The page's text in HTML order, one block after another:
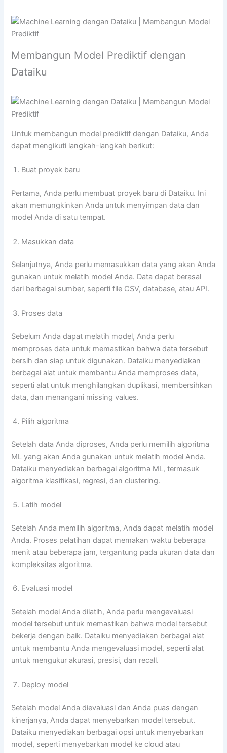
Membangun Model Prediktif dengan
Dataiku
Untuk membangun model prediktif dengan Dataiku, Anda
dapat mengikuti langkah-langkah berikut:
Buat proyek baru
Pertama, Anda perlu membuat proyek baru di Dataiku. Ini
akan memungkinkan Anda untuk menyimpan data dan
model Anda di satu tempat.
Masukkan data
Selanjutnya, Anda perlu memasukkan data yang akan Anda
gunakan untuk melatih model Anda. Data dapat berasal
dari berbagai sumber, seperti file CSV, database, atau API.
Proses data
Sebelum Anda dapat melatih model, Anda perlu
memproses data untuk memastikan bahwa data tersebut
bersih dan siap untuk digunakan. Dataiku menyediakan
berbagai alat untuk membantu Anda memproses data,
seperti alat untuk menghilangkan duplikasi, membersihkan
data, dan menangani missing values.
Pilih algoritma
Setelah data Anda diproses, Anda perlu memilih algoritma
ML yang akan Anda gunakan untuk melatih model Anda.
Dataiku menyediakan berbagai algoritma ML, termasuk
algoritma klasifikasi, regresi, dan clustering.
Latih model
Setelah Anda memilih algoritma, Anda dapat melatih model
Anda. Proses pelatihan dapat memakan waktu beberapa
menit atau beberapa jam, tergantung pada ukuran data dan
kompleksitas algoritma.
Evaluasi model
Setelah model Anda dilatih, Anda perlu mengevaluasi
model tersebut untuk memastikan bahwa model tersebut
bekerja dengan baik. Dataiku menyediakan berbagai alat
untuk membantu Anda mengevaluasi model, seperti alat
untuk mengukur akurasi, presisi, dan recall.
Deploy model
Setelah model Anda dievaluasi dan Anda puas dengan
kinerjanya, Anda dapat menyebarkan model tersebut.
Dataiku menyediakan berbagai opsi untuk menyebarkan
model, seperti menyebarkan model ke cloud atau